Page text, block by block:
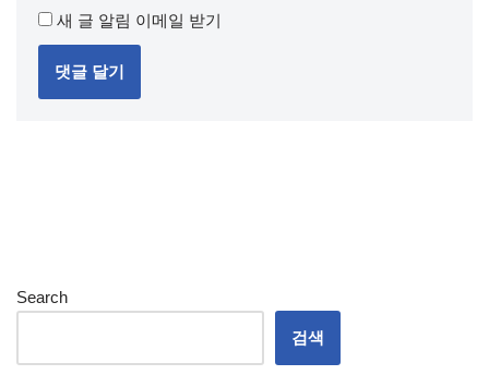
새 글 알림 이메일 받기
Search
검색